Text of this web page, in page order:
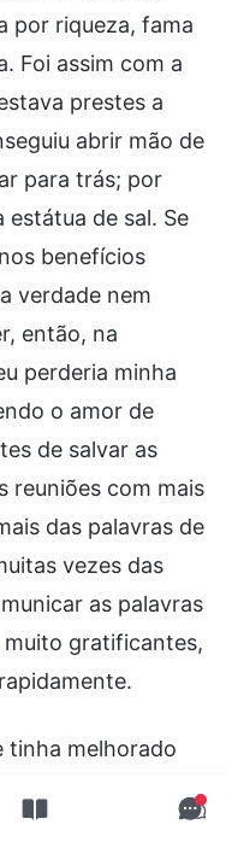
por riqueza, fama
Foi assim com a
prestes a
abrir mão de
para trás; por
de sal. Se
benefícios
verdade nem
então, na
perderia minha
o amor de
de salvar as
reuniões com mais
das palavras de
vezes das
as palavras
muito gratificantes,
tinha melhorado
me